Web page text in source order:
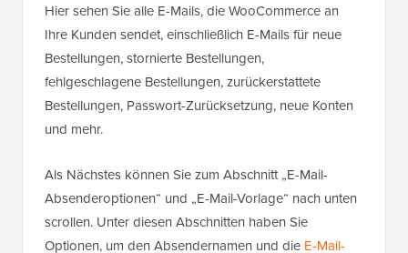
Hier sehen Sie alle E-Mails, die WooCommerce an
Ihre Kunden sendet, einschließlich E-Mails für neue
Bestellungen, stornierte Bestellungen,
fehlgeschlagene Bestellungen, zurückerstattete
Bestellungen, Passwort-Zurücksetzung, neue Konten
und mehr.
Als Nächstes können Sie zum Abschnitt „E-Mail-
Absenderoptionen“ und „E-Mail-Vorlage“ nach unten
scrollen. Unter diesen Abschnitten haben Sie
Optionen, um den Absendernamen und die E-Mail-